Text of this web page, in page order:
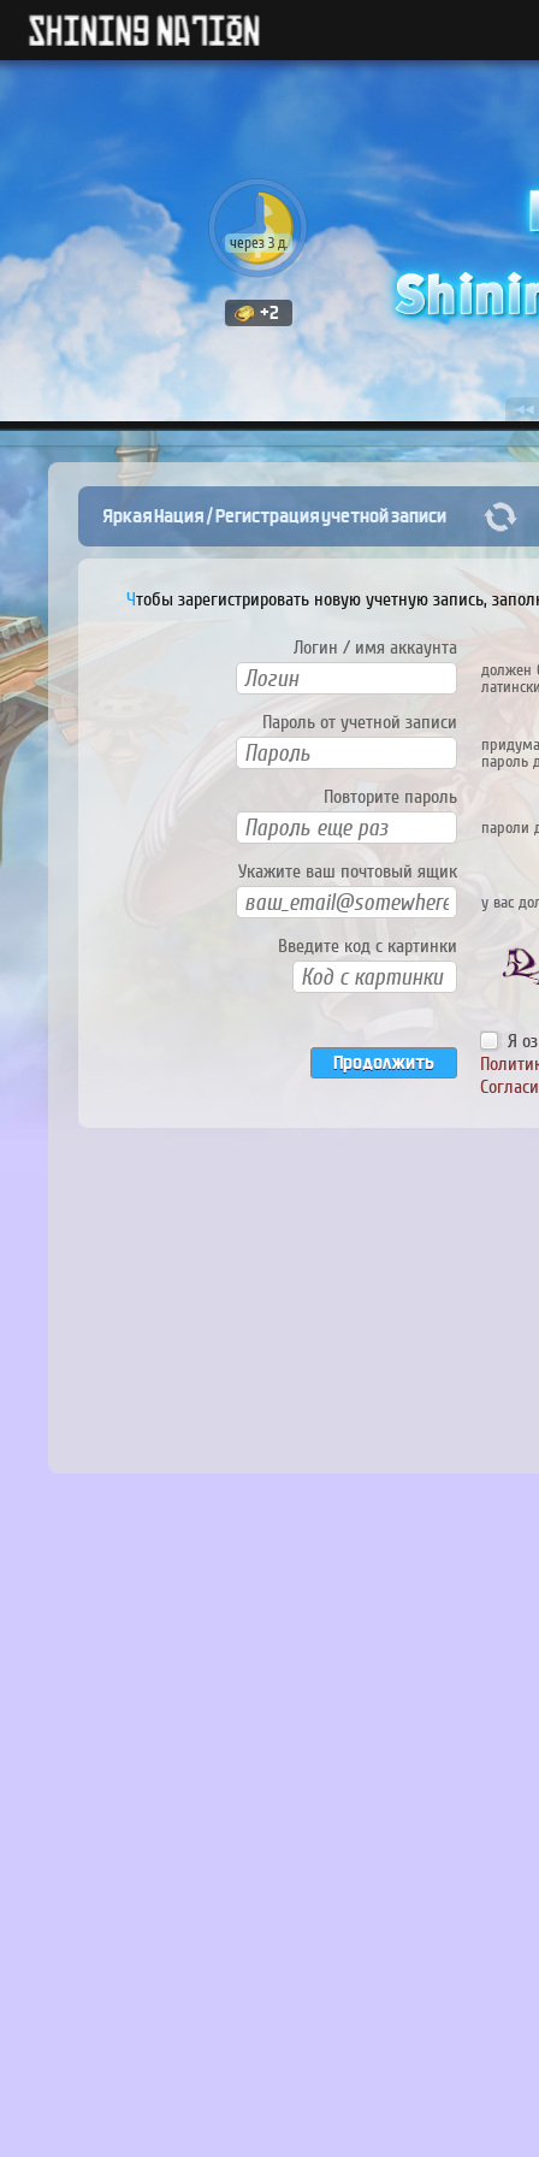
через 3 д.
+2
◀◀
Яркая Нация/Регистрация учетной записи
Чтобы зарегистрировать новую учетную запись,
Логин / имя аккаунта
должен
Пароль от учетной записи
пароль
Повторите пароль
пароли
Укажите ваш почтовый ящик
у вас
Введите код с картинки
Продолжить
Я